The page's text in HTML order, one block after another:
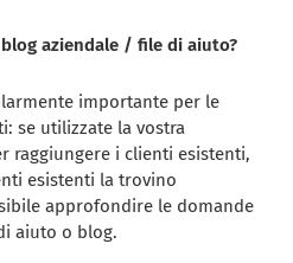
aziendale / file di aiuto?
importante per le
se utilizzate la vostra
raggiungere i clienti esistenti,
esistenti la trovino
approfondire le domande
aiuto o blog.